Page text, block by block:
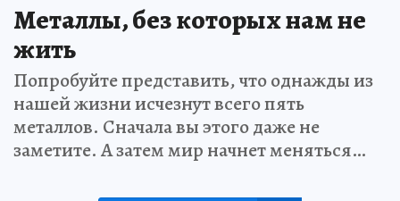
Металлы, без которых нам не
жить
Попробуйте представить, что однажды из
нашей жизни исчезнут всего пять
металлов. Сначала вы этого даже не
заметите. А затем мир начнет меняться…